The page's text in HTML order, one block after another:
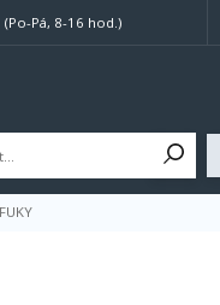
(Po-Pá, 8-16 hod.)